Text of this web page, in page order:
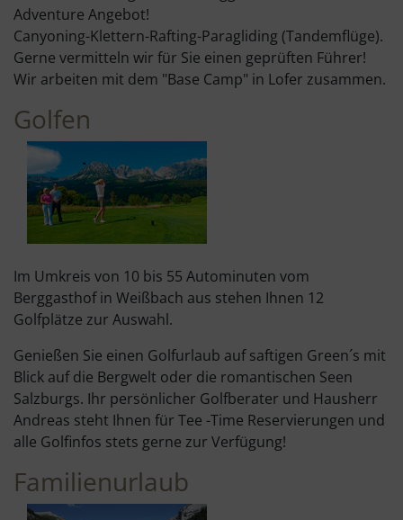
Adventure Angebot!
Canyoning-Klettern-Rafting-Paragliding (Tandemflüge).
Gerne vermitteln wir für Sie einen geprüften Führer!
Wir arbeiten mit dem "Base Camp" in Lofer zusammen.
Golfen
Im Umkreis von 10 bis 55 Autominuten vom
Berggasthof in Weißbach aus stehen Ihnen 12
Golfplätze zur Auswahl.
Genießen Sie einen Golfurlaub auf saftigen Green´s mit
Blick auf die Bergwelt oder die romantischen Seen
Salzburgs. Ihr persönlicher Golfberater und Hausherr
Andreas steht Ihnen für Tee -Time Reservierungen und
alle Golfinfos stets gerne zur Verfügung!
Familienurlaub